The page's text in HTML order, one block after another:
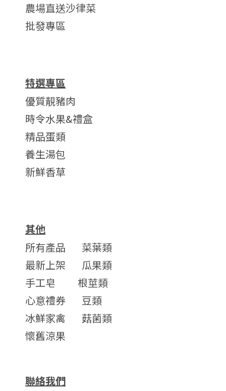
農場直送沙律菜
批發專區
特選專區
優質靚豬肉
時令水果&禮盒
精品蛋類
養生湯包
新鮮香草
其他
所有產品
菜葉類
最新上架
瓜果類
手工皂
根莖類
心意禮券
豆類
冰鮮家禽
菇菌類
懷舊涼果
聯絡我們